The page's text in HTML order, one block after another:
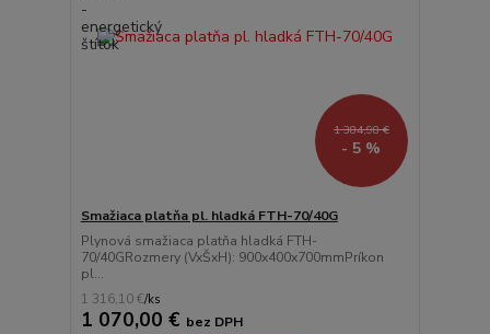
1 384,98 €
- 5 %
Smažiaca platňa pl. hladká FTH-70/40G
Plynová smažiaca platňa hladká FTH-
70/40GRozmery (VxŠxH): 900x400x700mmPríkon
pl...
1 316,10 €/ks
1 070,00 € bez DPH